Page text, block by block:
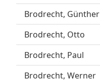
Brodrecht, Günther
Brodrecht, Otto
Brodrecht, Paul
Brodrecht, Werner